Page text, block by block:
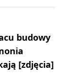
budowy
[zdjęcia]